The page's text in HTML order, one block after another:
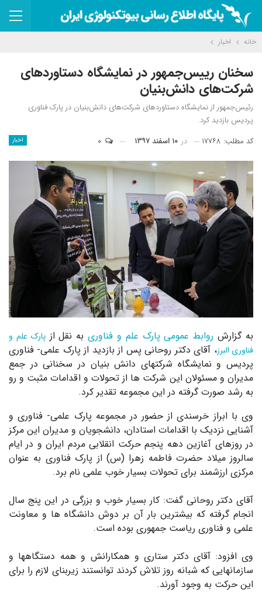
خانه اخبار
سخنان رییس‌جمهور در نمایشگاه دستاوردهای
شرکت‌های دانش‌بنیان
رئیس‌جمهور از نمایشگاه دستاوردهای شرکت‌های دانش‌بنیان در پارک فناوری
پردیس بازدید کرد.
اخبار کد مطلب: ۱۷۷۶۸ در ۱۰ اسفند ۱۳۹۷
به گزارشروابط عمومی پارک علم و فناوریبه نقل ازپارک علم و
فناوری البرز، آقای دکتر روحانی پس از بازدید از پارک علمی- فناوری
پردیس و نمایشگاه شرکتهای دانش بنیان در سخنانی در جمع
مدیران و مسئولان این شرکت ها از تحولات و اقدامات مثبت و رو
به رشد صورت گرفته در این مجموعه تقدیر کرد.
وی با ابراز خرسندی از حضور در مجموعه پارک علمی- فناوری و
آشنایی نزدیک با اقدامات استادان، دانشجویان و مدیران این مرکز
در روزهای آغازین دهه پنجم حرکت انقلابی مردم ایران و در ایام
سالروز میلاد حضرت فاطمه زهرا (س) از پارک فناوری به عنوان
مرکزی ارزشمند برای تحولات بسیار خوب علمی نام برد.
آقای دکتر روحانی گفت: کار بسیار خوب و بزرگی در این پنج سال
انجام گرفته که بیشترین بار آن بر دوش دانشگاه ها و معاونت
علمی و فناوری ریاست جمهوری بوده است.
وی افزود: آقای دکتر ستاری و همکارانش و همه دستگاهها و
سازمانهایی که شبانه روز تلاش کردند توانستند زیربنای لازم را برای
این حرکت به وجود آورند.